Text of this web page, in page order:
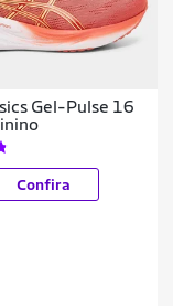
Gel-Pulse 16
Confira